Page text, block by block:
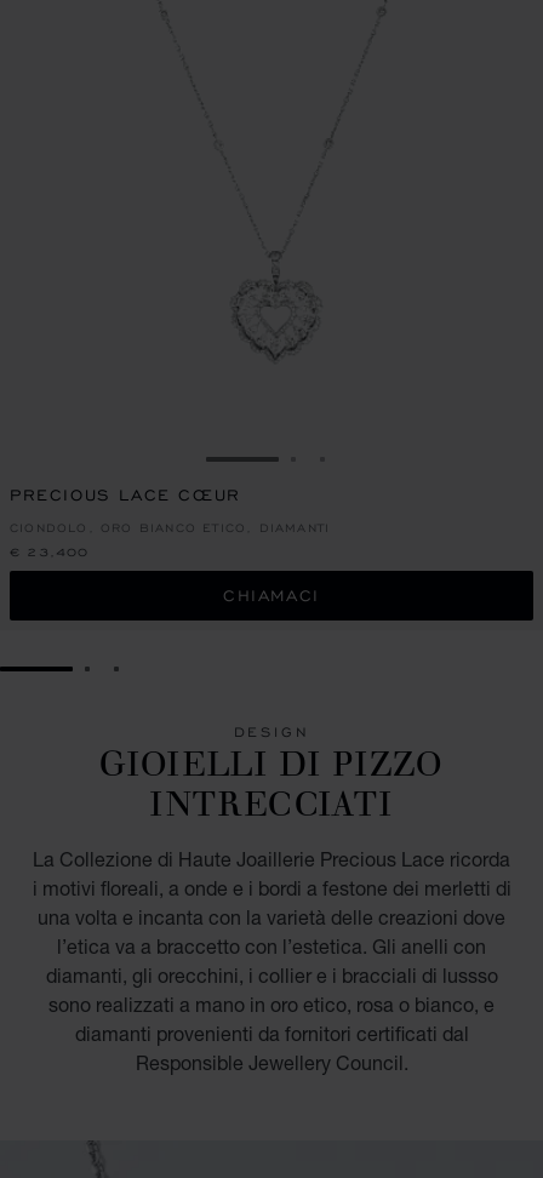
VAI ALLA SLIDE 1
PRECIOUS LACE CŒUR
CIONDOLO, ORO BIANCO ETICO, DIAMANTI
€ 23,400
CHIAMACI
GO TO SLIDE 1GO TO SLIDE 2
GO TO SLIDE 3
DESIGN
GIOIELLI DI PIZZO
INTRECCIATI
La Collezione di Haute Joaillerie Precious Lace ricorda
i motivi floreali, a onde e i bordi a festone dei merletti di
una volta e incanta con la varietà delle creazioni dove
l’etica va a braccetto con l’estetica. Gli anelli con
diamanti, gli orecchini, i collier e i bracciali di lussso
sono realizzati a mano in oro etico, rosa o bianco, e
diamanti provenienti da fornitori certificati dal
Responsible Jewellery Council.